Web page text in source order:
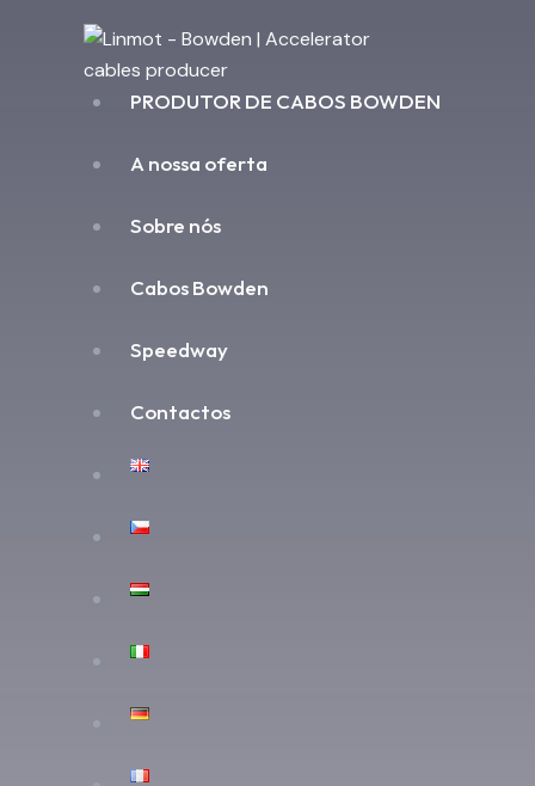
PRODUTOR DE CABOS BOWDEN
A nossa oferta
Sobre nós
Cabos Bowden
Speedway
Contactos